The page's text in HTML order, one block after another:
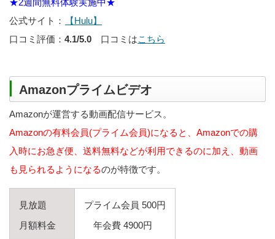
公式サイト：
【Hulu】
口コミ評価： 4.1/5.0 口コミはこちら
Amazonプライムビデオ
Amazonが運営する動画配信サービス。
Amazonの有料会員(プライム会員)になると、Amazonでの購
入時にお急ぎ便、送料無料などが利用できるのに加え、動画
も見られるようになるのが特徴です。
見放題
月額料金
プライム会員 500円
年会費 4900円